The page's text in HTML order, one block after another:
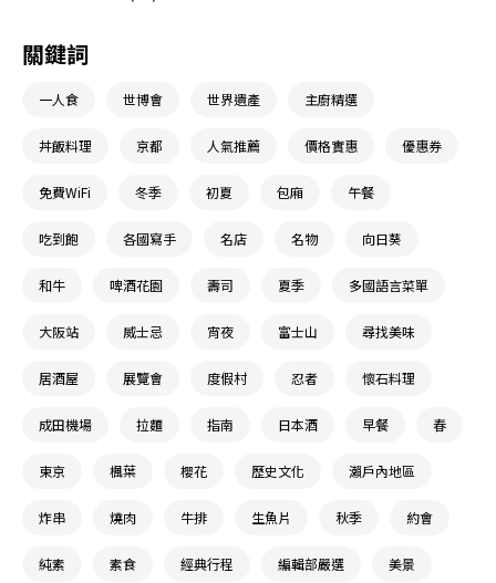
關鍵詞
一人食 世博會 世界遺產 主廚精選
丼飯料理 京都 人氣推薦 價格實惠 優惠券
免費WiFi 冬季 初夏 包廂 午餐
吃到飽 各國寫手 名店 名物 向日葵
和牛 啤酒花園 壽司 夏季 多國語言菜單
大阪站 威士忌 宵夜 富士山 尋找美味
居酒屋 展覽會 度假村 忍者 懷石料理
成田機場 拉麵 指南 日本酒 早餐 春
東京 楓葉 櫻花 歷史文化 瀨戶內地區
炸串 燒肉 牛排 生魚片 秋季 約會
純素 素食 經典行程 編輯部嚴選 美景